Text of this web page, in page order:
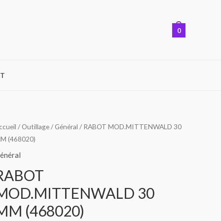
0
/Outillage/Général / RABOT MOD.MITTENWALD 30
(468020)
30
(468020)